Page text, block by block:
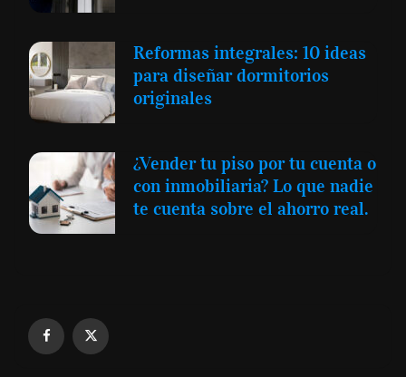
Reformas integrales: 10 ideas
para diseñar dormitorios
originales
¿Vender tu piso por tu cuenta o
con inmobiliaria? Lo que nadie
te cuenta sobre el ahorro real.